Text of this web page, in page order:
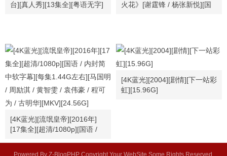
台][真人秀][13集全][粤语无字]
火花》[谢霆锋 / 杨张新悦][国
[4K蓝光][流氓皇帝][2016年]
[17集全][超清/1080p][国语 /
[4K蓝光][2004][剧情][下一站彩
虹][15.96G]
Powered By Z-BlogPHP Copyright Your WebSite.Some Rights Reserved.